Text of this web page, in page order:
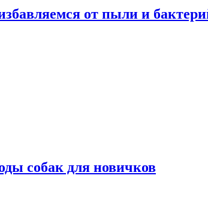
от пыли и
собак для новичков